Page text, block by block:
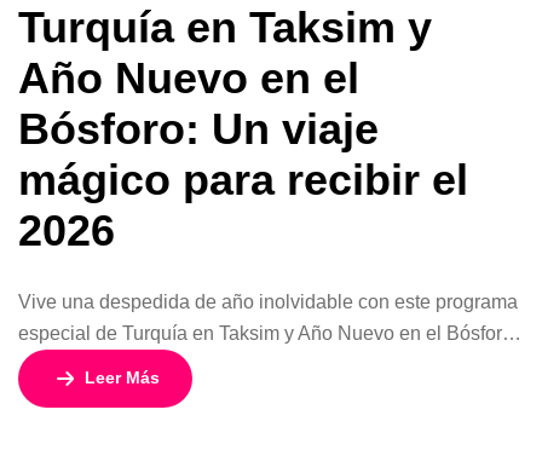
Turquía en Taksim y
Año Nuevo en el
Bósforo: Un viaje
mágico para recibir el
2026
Vive una despedida de año inolvidable con este programa
especial de Turquía en Taksim y Año Nuevo en el Bósforo,
disponible desde 2x 899 USD. Son 10 días y 9 noches
recorriendo Estambul y sus maravillas, con salidas
Leer Más